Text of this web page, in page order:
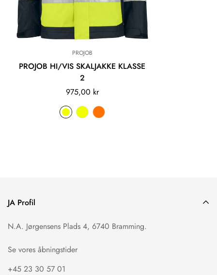
PROJOB
PROJOB HI/VIS SKALJAKKE KLASSE
2
975,00 kr
JA Profil
N.A. Jørgensens Plads 4, 6740 Bramming.
Se vores åbningstider
+45 23 30 57 01